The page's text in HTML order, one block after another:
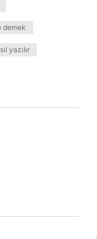
demek
yazılır